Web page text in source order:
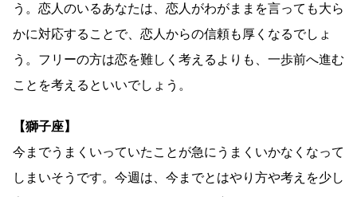
う。恋人のいるあなたは、恋人がわがままを言っても大ら
かに対応することで、恋人からの信頼も厚くなるでしょ
う。フリーの方は恋を難しく考えるよりも、一歩前へ進む
ことを考えるといいでしょう。
【獅子座】
今までうまくいっていたことが急にうまくいかなくなって
しまいそうです。今週は、今までとはやり方や考えを少し